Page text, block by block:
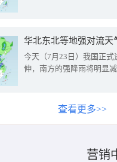
华北东北等地强对流天
今天（7月23日）我国正
伸，南方的强降雨将明显
查看更多>>
营销